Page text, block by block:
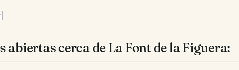
abiertas cerca de La Font de la Figuera: